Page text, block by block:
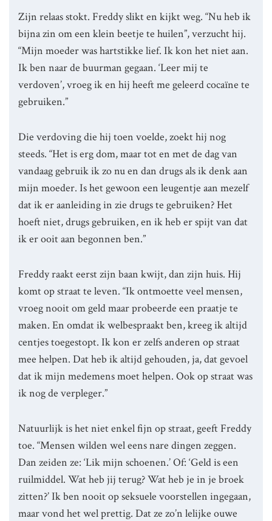
Zijn relaas stokt. Freddy slikt en kijkt weg. “Nu heb ik
bijna zin om een klein beetje te huilen”, verzucht hij.
“Mijn moeder was hartstikke lief. Ik kon het niet aan.
Ik ben naar de buurman gegaan. ‘Leer mij te
verdoven’, vroeg ik en hij heeft me geleerd cocaïne te
gebruiken.”
Die verdoving die hij toen voelde, zoekt hij nog
steeds. “Het is erg dom, maar tot en met de dag van
vandaag gebruik ik zo nu en dan drugs als ik denk aan
mijn moeder. Is het gewoon een leugentje aan mezelf
dat ik er aanleiding in zie drugs te gebruiken? Het
hoeft niet, drugs gebruiken, en ik heb er spijt van dat
ik er ooit aan begonnen ben.”
Freddy raakt eerst zijn baan kwijt, dan zijn huis. Hij
komt op straat te leven. “Ik ontmoette veel mensen,
vroeg nooit om geld maar probeerde een praatje te
maken. En omdat ik welbespraakt ben, kreeg ik altijd
centjes toegestopt. Ik kon er zelfs anderen op straat
mee helpen. Dat heb ik altijd gehouden, ja, dat gevoel
dat ik mijn medemens moet helpen. Ook op straat was
ik nog de verpleger.”
Natuurlijk is het niet enkel fijn op straat, geeft Freddy
toe. “Mensen wilden wel eens nare dingen zeggen.
Dan zeiden ze: ‘Lik mijn schoenen.’ Of: ‘Geld is een
ruilmiddel. Wat heb jij terug? Wat heb je in je broek
zitten?’ Ik ben nooit op seksuele voorstellen ingegaan,
maar vond het wel prettig. Dat ze zo’n lelijke ouwe